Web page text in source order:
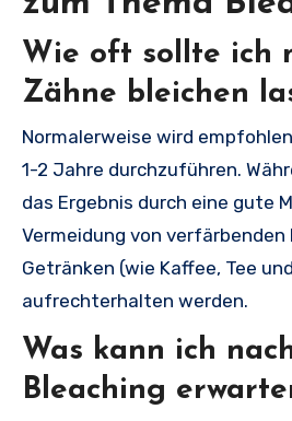
Wie oft sollte ich
Zähne bleichen
Normalerweise wird
1-2 Jahre durchzuführen.
das Ergebnis durch eine gute
Vermeidung von
Getränken (wie Kaffee, Tee
aufrechterhalten werden.
Was kann ich
Bleaching